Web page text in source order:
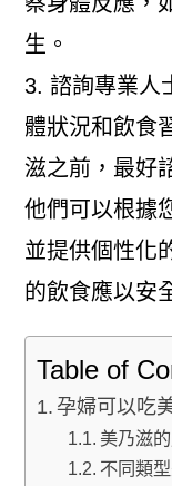
生。
3. 諮詢專業人
體狀況和飲食
滋之前，最好
他們可以根據
並提供個性化
的飲食應以安
Table of
孕婦可以吃
美乃滋
不同類